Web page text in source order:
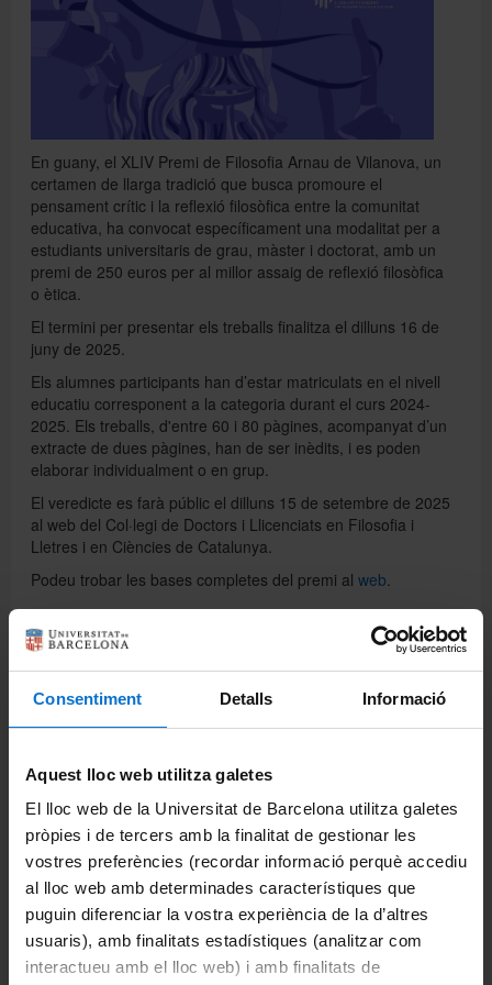
Consentiment Detalls Informació
Aquest lloc web utilitza galetes
El lloc web de la Universitat de Barcelona utilitza galetes
pròpies i de tercers amb la finalitat de gestionar les
vostres preferències (recordar informació perquè accediu
al lloc web amb determinades característiques que
puguin diferenciar la vostra experiència de la d’altres
usuaris), amb finalitats estadístiques (analitzar com
interactueu amb el lloc web) i amb finalitats de
Directori
Español
English
En guany, el XLIV Premi de Filosofia Arnau de Vilanova, un
certamen de llarga tradició que busca promoure el
pensament crític i la reflexió filosòfica entre la comunitat
educativa, ha convocat específicament una modalitat per a
estudiants universitaris de grau, màster i doctorat, amb un
premi de 250 euros per al millor assaig de reflexió filosòfica
o ètica.
El termini per presentar els treballs finalitza el dilluns 16 de
juny de 2025.
Els alumnes participants han d’estar matriculats en el nivell
educatiu corresponent a la categoria durant el curs 2024-
2025. Els treballs, d'entre 60 i 80 pàgines, acompanyat d’un
extracte de dues pàgines, han de ser inèdits, i es poden
elaborar individualment o en grup.
El veredicte es farà públic el dilluns 15 de setembre de 2025
al web del Col·legi de Doctors i Llicenciats en Filosofia i
Lletres i en Ciències de Catalunya.
Podeu trobar les bases completes del premi al web
Imprimeix
Portals i intranets
Portal d'estudiants
Intranet UB (PDI i PTGAS)
Alumni UB